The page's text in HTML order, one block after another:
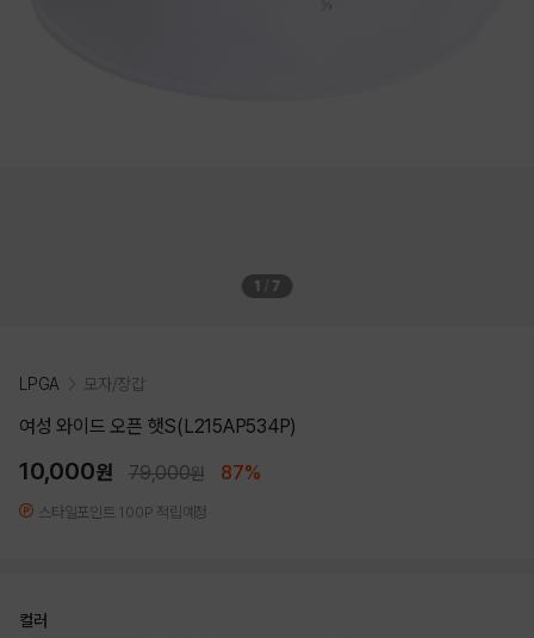
1 7
LPGA 모자/장갑
여성 와이드 오픈 햇S(L215AP534P)
10,000원 79,000원 87%
스타일포인트 100P 적립예정
컬러